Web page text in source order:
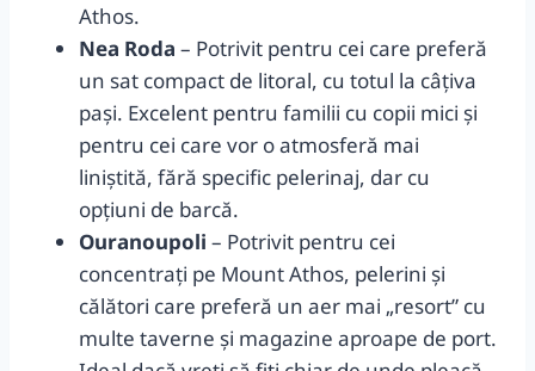
Athos.
Nea Roda – Potrivit pentru cei care preferă
un sat compact de litoral, cu totul la câțiva
pași. Excelent pentru familii cu copii mici și
pentru cei care vor o atmosferă mai
liniștită, fără specific pelerinaj, dar cu
opțiuni de barcă.
Ouranoupoli – Potrivit pentru cei
concentrați pe Mount Athos, pelerini și
călători care preferă un aer mai „resort” cu
multe taverne și magazine aproape de port.